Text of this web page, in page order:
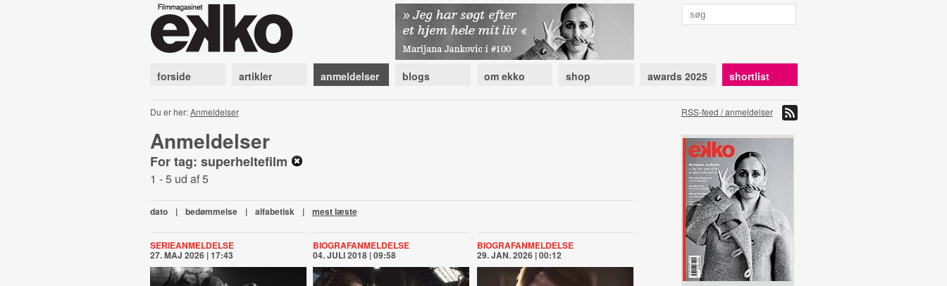
forside artikler anmeldelser blogs om ekko shop awards 2025 shortlist
Du er her:Anmeldelser RSS-feed / anmeldelser
Anmeldelser
For tag: superheltefilm
1 - 5 ud af 5
dato | bedømmelse | alfabetisk | mest læste
SERIEANMELDELSE
27. MAJ 2026 | 17:43
BIOGRAFANMELDELSE
04. JULI 2018 | 09:58
BIOGRAFANMELDELSE
29. JAN. 2026 | 00:12